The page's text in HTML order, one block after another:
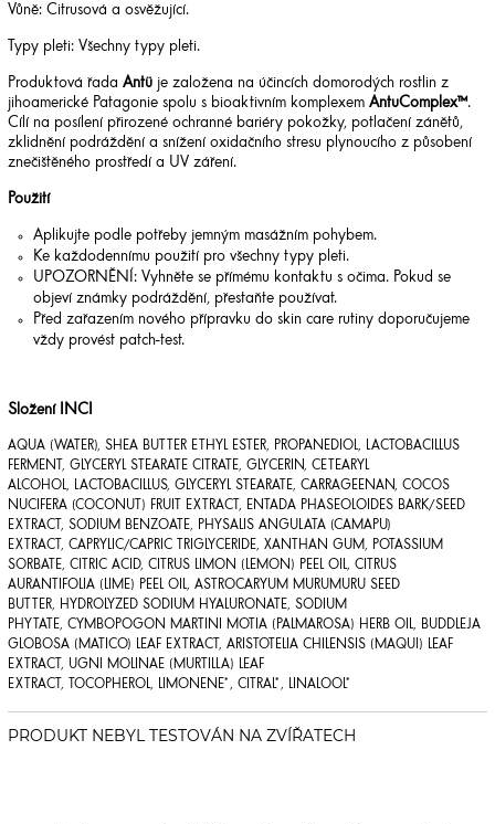
Vůně: Citrusová a osvěžující.
Typy pleti: Všechny typy pleti.
Produktová řada Antü je založena na účincích domorodých rostlin z
jihoamerické Patagonie spolu s bioaktivním komplexem AntuComplex™.
Cílí na posílení přirozené ochranné bariéry pokožky, potlačení zánětů,
zklidnění podráždění a snížení oxidačního stresu plynoucího z působení
znečištěného prostředí a UV záření.
Použití
Aplikujte podle potřeby jemným masážním pohybem.
Ke každodennímu použití pro všechny typy pleti.
UPOZORNĚNÍ: Vyhněte se přímému kontaktu s očima. Pokud se
objeví známky podráždění, přestaňte používat.
Před zařazením nového přípravku do skin care rutiny doporučujeme
vždy provést patch-test.
Složení INCI
AQUA (WATER), SHEA BUTTER ETHYL ESTER, PROPANEDIOL, LACTOBACILLUS
FERMENT , GLYCERYL STEARATE CITRATE, GLYCERIN, CETEARYL
ALCOHOL, LACTOBACILLUS, GLYCERYL STEARATE, CARRAGEENAN, COCOS
NUCIFERA (COCONUT) FRUIT EXTRACT , ENTADA PHASEOLOIDES BARK/SEED
EXTRACT , SODIUM BENZOATE, PHYSALIS ANGULATA (CAMAPU)
EXTRACT , CAPRYLIC/CAPRIC TRIGLYCERIDE, XANTHAN GUM , POTASSIUM
SORBATE, CITRIC ACID, CITRUS LIMON (LEMON) PEEL OIL, CITRUS
AURANTIFOLIA (LIME) PEEL OIL, ASTROCARYUM MURUMURU SEED
BUTTER, HYDROLYZED SODIUM HYALURONATE, SODIUM
PHYTATE, CYMBOPOGON MARTINI MOTIA (PALMAROSA) HERB OIL, BUDDLEJA
GLOBOSA (MATICO) LEAF EXTRACT , ARISTOTELIA CHILENSIS (MAQUI) LEAF
EXTRACT , UGNI MOLINAE (MURTILLA) LEAF
EXTRACT , TOCOPHEROL, LIMONENE* , CITRAL* , LINALOOL*